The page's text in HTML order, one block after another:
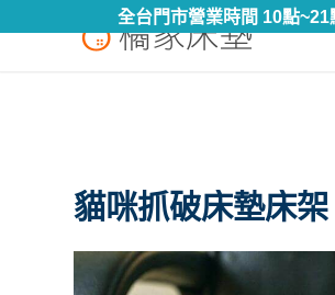
全台門市營業時間 10點~21點 (假日
貓咪抓破床墊床